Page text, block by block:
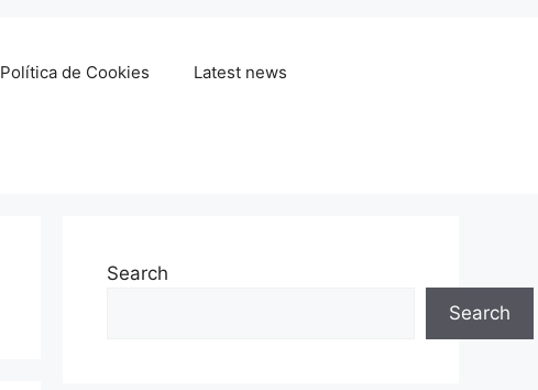
Política de Cookies Latest news
Search
Search